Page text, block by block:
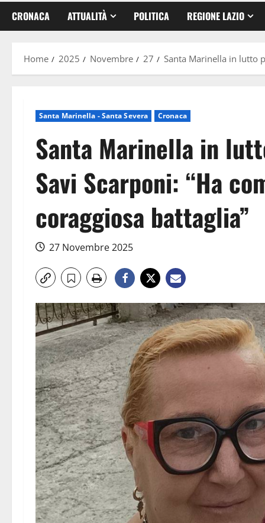
CRONACA ATTUALITÀ POLITICA REGIONE LAZIO
Home 2025 Novembre 27 Santa Marinella in lutto
Santa Marinella - Santa Severa Cronaca
Santa Marinella in
Savi Scarponi: “Ha
coraggiosa battaglia”
27 Novembre 2025